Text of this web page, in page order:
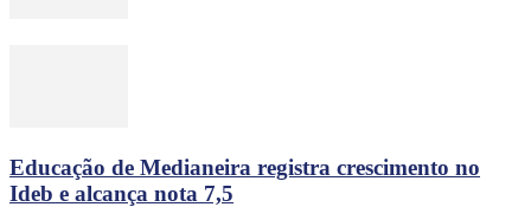
Educação de Medianeira registra crescimento no
Ideb e alcança nota 7,5